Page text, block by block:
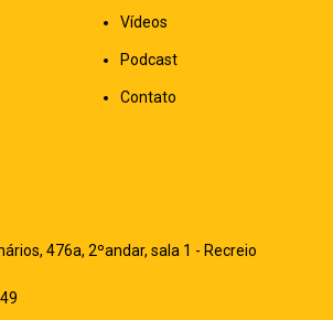
Vídeos
Podcast
Contato
476a, 2ºandar, sala 1 - Recreio